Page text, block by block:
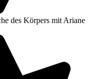
des Körpers mit Ariane